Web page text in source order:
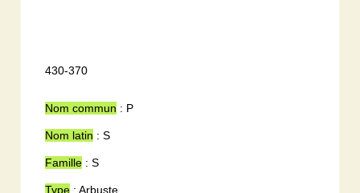
430-370
Nom commun : P
Nom latin : S
Famille : S
Type : Arbuste